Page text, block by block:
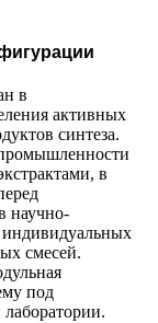
в
активных
синтеза.
в
научно-
индивидуальных
смесей.
под